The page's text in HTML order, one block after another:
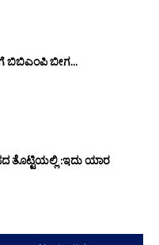
ಬಿಬಿಎಂಪಿ ಬೀಗ…
ತೊಟ್ಟಿಯಲ್ಲಿ :ಇದು ಯಾರ